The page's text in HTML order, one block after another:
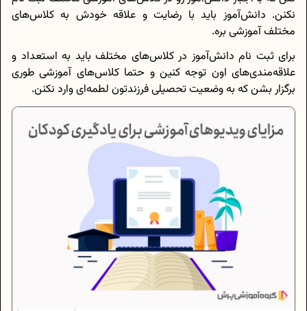
نکنن. دانش‌آموز باید با رضایت و علاقه خودش به کلاس‌های
مختلف آموزشی بره.
برای ثبت نام دانش‌آموز در کلاس‌های مختلف باید به استعداد و
علاقه‌مندی‌های اون توجه کنین و حتما کلاس‌های آموزشی طوری
برگزار بشن که به وضعیت تحصیلی فرزندتون لطمه‌‌ای وارد نکنن.